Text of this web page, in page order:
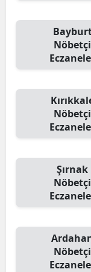
Nöbetçi
Nöbetçi
Şırnak
Nöbetçi
Nöbetçi